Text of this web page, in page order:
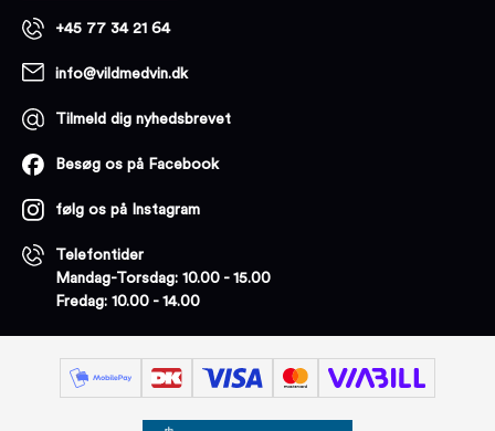
+45 77 34 21 64
info@vildmedvin.dk
Tilmeld dig nyhedsbrevet
Besøg os på Facebook
følg os på Instagram
Telefontider
Mandag-Torsdag: 10.00 - 15.00
Fredag: 10.00 - 14.00